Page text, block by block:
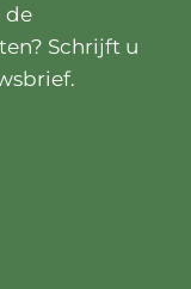
de
Schrijft u